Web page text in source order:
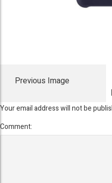
Previous Image
Your email address will not be
Comment: